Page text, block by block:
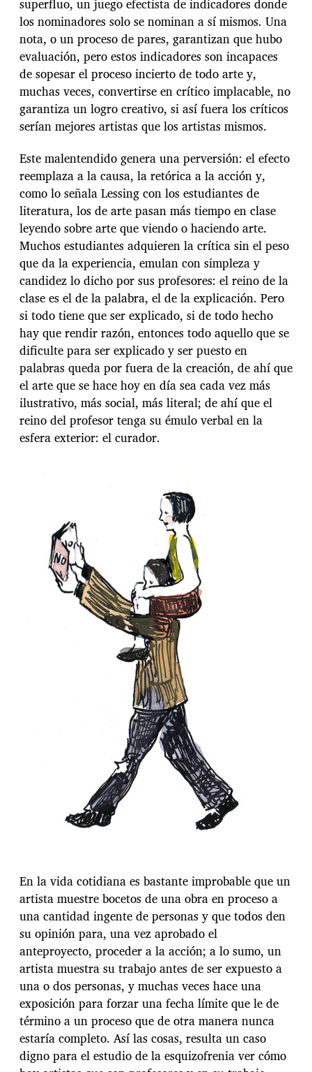
los nominadores solo se nominan a sí mismos. Una
nota, o un proceso de pares, garantizan que hubo
evaluación, pero estos indicadores son incapaces
de sopesar el proceso incierto de todo arte y,
muchas veces, convertirse en crítico implacable, no
garantiza un logro creativo, si así fuera los críticos
serían mejores artistas que los artistas mismos.
Este malentendido genera una perversión: el efecto
reemplaza a la causa, la retórica a la acción y,
como lo señala Lessing con los estudiantes de
literatura, los de arte pasan más tiempo en clase
leyendo sobre arte que viendo o haciendo arte.
Muchos estudiantes adquieren la crítica sin el peso
que da la experiencia, emulan con simpleza y
candidez lo dicho por sus profesores: el reino de la
clase es el de la palabra, el de la explicación. Pero
si todo tiene que ser explicado, si de todo hecho
hay que rendir razón, entonces todo aquello que se
dificulte para ser explicado y ser puesto en
palabras queda por fuera de la creación, de ahí que
el arte que se hace hoy en día sea cada vez más
ilustrativo, más social, más literal; de ahí que el
reino del profesor tenga su émulo verbal en la
esfera exterior: el curador.
En la vida cotidiana es bastante improbable que un
artista muestre bocetos de una obra en proceso a
una cantidad ingente de personas y que todos den
su opinión para, una vez aprobado el
anteproyecto, proceder a la acción; a lo sumo, un
artista muestra su trabajo antes de ser expuesto a
una o dos personas, y muchas veces hace una
exposición para forzar una fecha límite que le de
término a un proceso que de otra manera nunca
estaría completo. Así las cosas, resulta un caso
digno para el estudio de la esquizofrenia ver cómo